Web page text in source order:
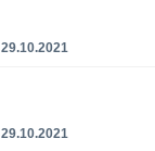
29.10.2021
29.10.2021